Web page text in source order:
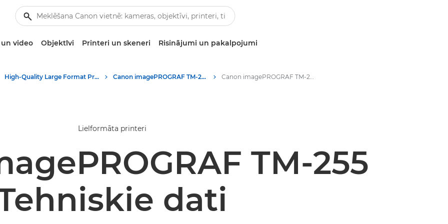
video Objektīvi Printeri un skeneri Risinājumi un pakalpojumi
High-Quality Large Format Printers for CAD/GIS and Stunning Graphics Canon imagePROGRAF TM-255 — lielformāta printeri Canon imagePROGRAF TM-255 — lielformāta printeri — tehniskie dati
Lielformāta printeri
TM-255
dati